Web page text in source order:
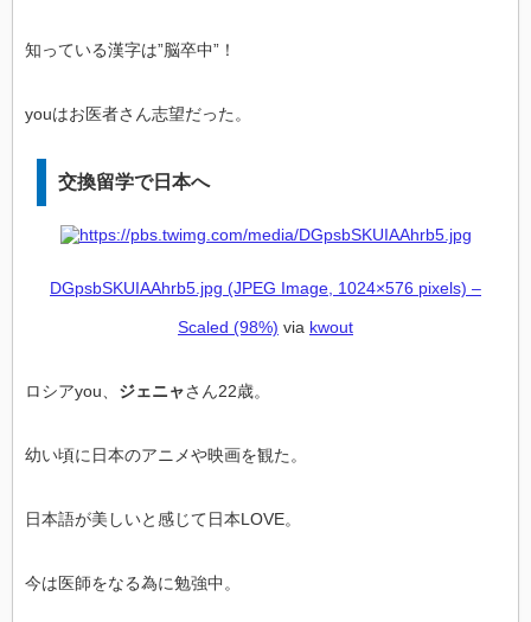
知っている漢字は”脳卒中”！
youはお医者さん志望だった。
交換留学で日本へ
DGpsbSKUIAAhrb5.jpg (JPEG Image, 1024×576 pixels) –
Scaled (98%) via kwout
ロシアyou、 ジェニャさん22歳。
幼い頃に日本のアニメや映画を観た。
日本語が美しいと感じて日本LOVE。
今は医師をなる為に勉強中。